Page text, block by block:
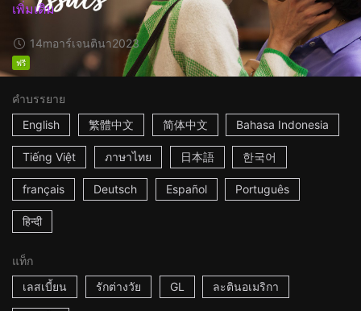
เพิ่มเติม
14mอาร์เจนตินา2023
ฟรี
คำบรรยาย
English
繁體中文 简体中文 Bahasa Indonesia
Tiếng Việt ภาษาไทย 日本語 한국어
français Deutsch Español Português
हिन्दी
แท็ก
เลสเบี้ยน
รักต่างวัย GL ละตินอเมริกา